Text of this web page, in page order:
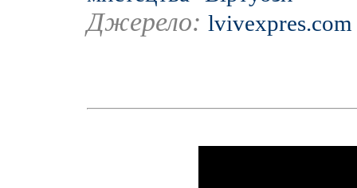
Джерело: lvivexpres.com